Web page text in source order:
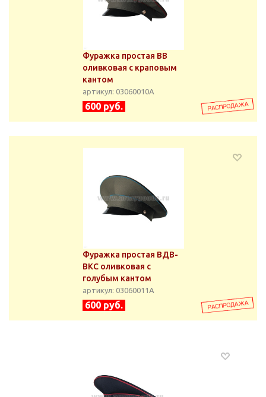
Фуражка простая ВВ
оливковая с краповым
кантом
артикул: 03060010А
600 руб.
Фуражка простая ВДВ-
ВКС оливковая с
голубым кантом
артикул: 03060011А
600 руб.